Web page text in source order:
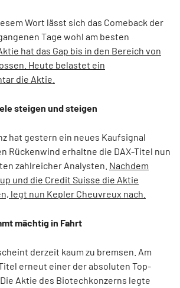
Wort lässt sich das Comeback der
Tage wohl am besten
hat das Gap bis in den Bereich von
Heute belastet ein
die Aktie.
steigen und steigen
hat gestern ein neues Kaufsignal
Rückenwind erhaltne die DAX-Titel nun
zahlreicher Analysten. Nachdem
und die Credit Suisse die Aktie
legt nun Kepler Cheuvreux nach.
mächtig in Fahrt
derzeit kaum zu bremsen. Am
erneut einer der absoluten Top-
Aktie des Biotechkonzerns legte